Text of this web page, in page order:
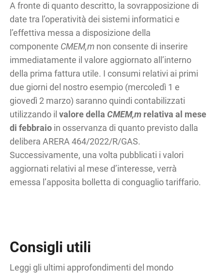
A fronte di quanto descritto, la sovrapposizione di
date tra l’operatività dei sistemi informatici e
l’effettiva messa a disposizione della
componente CMEM,m non consente di inserire
immediatamente il valore aggiornato all’interno
della prima fattura utile. I consumi relativi ai primi
due giorni del nostro esempio (mercoledì 1 e
giovedì 2 marzo) saranno quindi contabilizzati
utilizzando ilvalore della CMEM,m relativa al mese
di febbraio in osservanza di quanto previsto dalla
delibera ARERA 464/2022/R/GAS.
Successivamente, una volta pubblicati i valori
aggiornati relativi al mese d’interesse, verrà
emessa l’apposita bolletta di conguaglio tariffario.
Consigli utili
Leggi gli ultimi approfondimenti del mondo